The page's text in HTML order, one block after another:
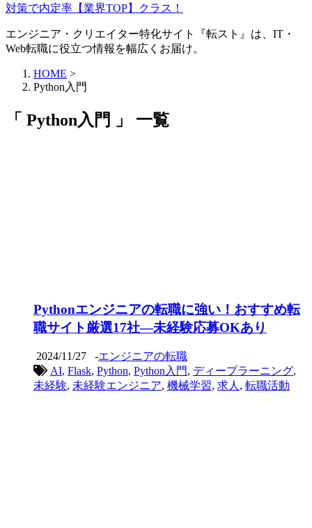
対策で内定率【業界TOP】クラス！
エンジニア・クリエイター特化サイト『転スト』は、IT・
Web転職に役立つ情報を幅広くお届け。
HOME >
Python入門
「 Python入門 」 一覧
Pythonエンジニアの転職に強い！おすすめ転
職サイト厳選17社―未経験応募OKあり
2024/11/27 -エンジニアの転職
AI, Flask, Python, Python入門, ディープラーニング,
未経験, 未経験エンジニア, 機械学習, 求人 , 転職活動